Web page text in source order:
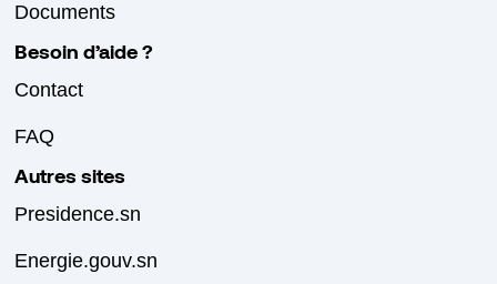
Documents
Besoin d’aide ?
Contact
FAQ
Autres sites
Presidence.sn
Energie.gouv.sn